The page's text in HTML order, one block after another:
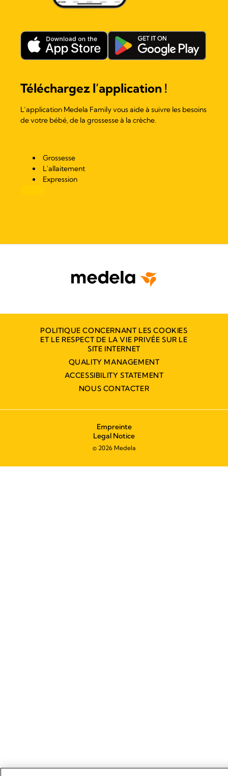
Téléchargez l’application !
L’application Medela Family vous aide à suivre les besoins
de votre bébé, de la grossesse à la crèche.
Grossesse
L'allaitement
Expression
POLITIQUE CONCERNANT LES COOKIES
ET LE RESPECT DE LA VIE PRIVÉE SUR LE
SITE INTERNET
QUALITY MANAGEMENT
ACCESSIBILITY STATEMENT
NOUS CONTACTER
Empreinte
Legal Notice
© 2026 Medela